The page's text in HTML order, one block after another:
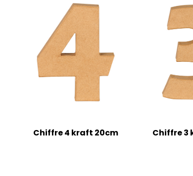
Chiffre 4 kraft 20cm Chiffre 3